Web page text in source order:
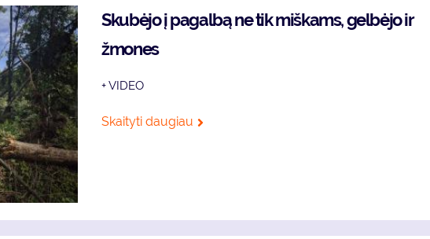
Skubėjo į pagalbą ne tik miškams, gelbėjo ir
žmones
+ VIDEO
Skaityti daugiau